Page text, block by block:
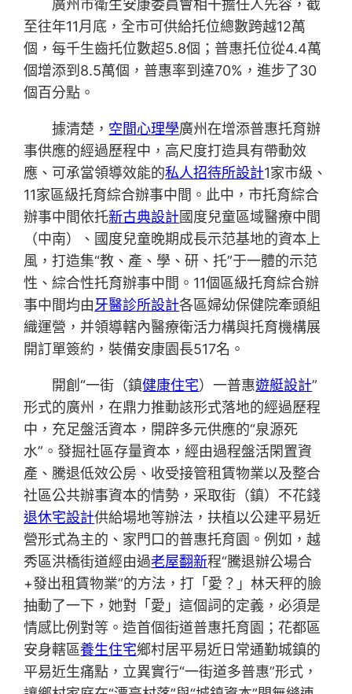
廣州市衛生安康委員會相干擔任人先容，截
至往年11月底，全市可供給托位總數跨越12萬
個，每千生齒托位數超5.8個；普惠托位從4.4萬
個增添到8.5萬個，普惠率到達70%，進步了30
個百分點。
據清楚， 空間心理學廣州在增添普惠托育辦
事供應的經過歷程中，高尺度打造具有帶動效
應、可承當領導效能的私人招待所設計1家市級、
11家區級托育綜合辦事中間。此中，市托育綜合
辦事中間依托新古典設計國度兒童區域醫療中間
（中南）、國度兒童晚期成長示范基地的資本上
風，打造集“教、產、學、研、托”于一體的示范
性、綜合性托育辦事中間。11個區級托育綜合辦
事中間均由牙醫診所設計各區婦幼保健院牽頭組
織運營，并領導轄內醫療衛活力構與托育機構展
開訂單簽約，裝備安康園長517名。
開創“一街（鎮健康住宅）一普惠遊艇設計”
形式的廣州，在鼎力推動該形式落地的經過歷程
中，充足盤活資本，開辟多元供應的“泉源死
水”。發掘社區存量資本，經由過程盤活閑置資
產、騰退低效公房、收受接管租賃物業以及整合
社區公共辦事資本的情勢，采取街（鎮）不花錢
退休宅設計供給場地等辦法，扶植以公建平易近
營形式為主的、家門口的普惠托育園。例如，越
秀區洪橋街道經由過老屋翻新程“騰退辦公場合
+發出租賃物業”的方法，打「愛？」林天秤的臉
抽動了一下，她對「愛」這個詞的定義，必須是
情感比例對等。造首個街道普惠托育園；花都區
安身轄區養生住宅鄉村居平易近日常通勤城鎮的
平易近生痛點，立異實行“一街道多普惠”形式，